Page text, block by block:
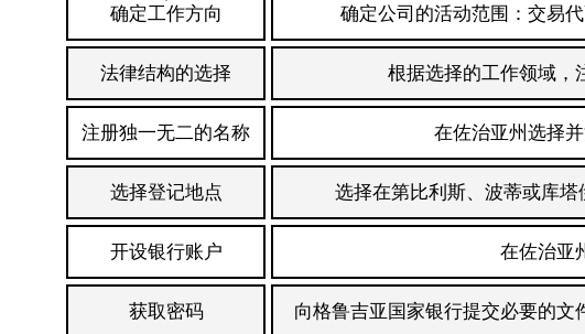
确定工作方向 确定公司的活动范围：交易
法律结构的选择 根据选择的工作领域，
注册独一无二的名称 在佐治亚州选择
选择登记地点 选择在第比利斯、波蒂或库塔
开设银行账户 在佐治亚
获取密码 向格鲁吉亚国家银行提交必要的文